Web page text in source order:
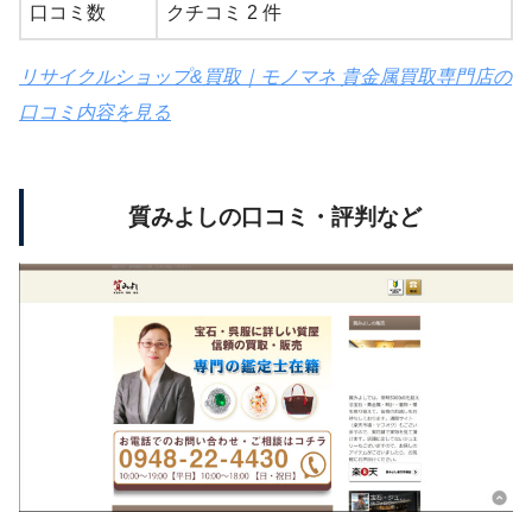
口コミ数 クチコミ 2 件
リサイクルショップ&買取｜モノマネ 貴金属買取専門店の
口コミ内容を見る
質みよしの口コミ・評判など